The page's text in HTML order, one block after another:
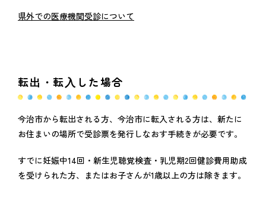
県外での医療機関受診について
転出・転入した場合
今治市から転出される方、今治市に転入される方は、新たに
お住まいの場所で受診票を発行しなおす手続きが必要です。
すでに妊娠中14回・新生児聴覚検査・乳児期2回健診費用助成
を受けられた方、またはお子さんが1歳以上の方は除きます。